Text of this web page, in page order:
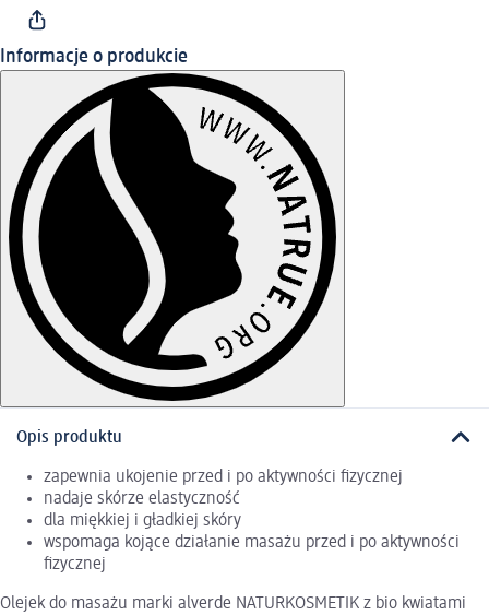
Informacje o produkcie
Opis produktu
zapewnia ukojenie przed i po aktywności fizycznej
nadaje skórze elastyczność
dla miękkiej i gładkiej skóry
wspomaga kojące działanie masażu przed i po aktywności
fizycznej
Olejek do masażu marki alverde NATURKOSMETIK z bio kwiatami